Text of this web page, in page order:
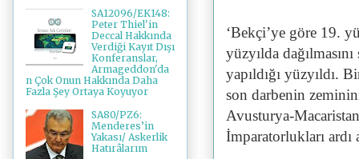
‘Bekçi’ye göre 19.
yüzyılda
yapıldığı yüzyıldı.
son darbenin
Avusturya-
İmparatorlukları
SA12096/EK148:
Peter Thiel'in
Deccal Hakkında
Verdiği Kayıt Dışı
Konferanslar,
Armageddon'da
n Çok Onun Hakkında Daha
Fazla Şey Ortaya Koyuyor
SA80/PZ6:
Menderes’in
Yakası/ Askerlik
Hatırâlarım